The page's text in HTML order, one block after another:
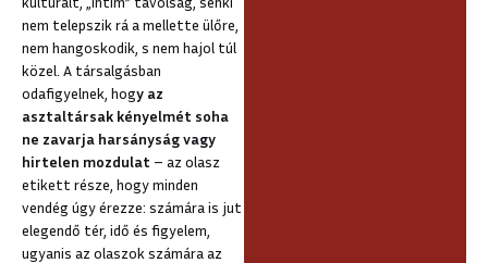
nem telepszik rá a mellette ülőre,
nem hangoskodik, s nem hajol túl
közel. A társalgásban
odafigyelnek, hogy az
asztaltársak kényelmét soha
ne zavarja harsányság vagy
hirtelen mozdulat – az olasz
etikett része, hogy minden
vendég úgy érezze: számára is jut
elegendő tér, idő és figyelem,
ugyanis az olaszok számára az